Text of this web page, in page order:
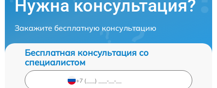
Нужна консультация?
Закажите бесплатную консультацию
Бесплатная консультация со
специалистом